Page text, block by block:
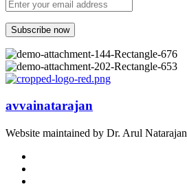
avvainatarajan
Website maintained by Dr. Arul Natarajan